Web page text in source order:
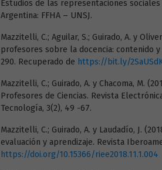
Estudios de las representaciones
Argentina: FFHA – UNSJ.
Mazzitelli, C.; Aguilar, S.; Guirado, A. y
profesores sobre la docencia: contenido y
290. Recuperado de https://bit.ly/
Mazzitelli, C.; Guirado, A. y Chacoma, M.
Profesores de Ciencias. Revista
Tecnología, 3(2), 49 -67.
Mazzitelli, C.; Guirado, A. y Laudadío, J.
evaluación y aprendizaje. Revista
https://doi.org/10.15366/riee2018.11.1.004